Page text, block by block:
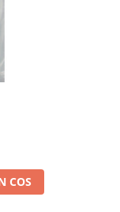
COS